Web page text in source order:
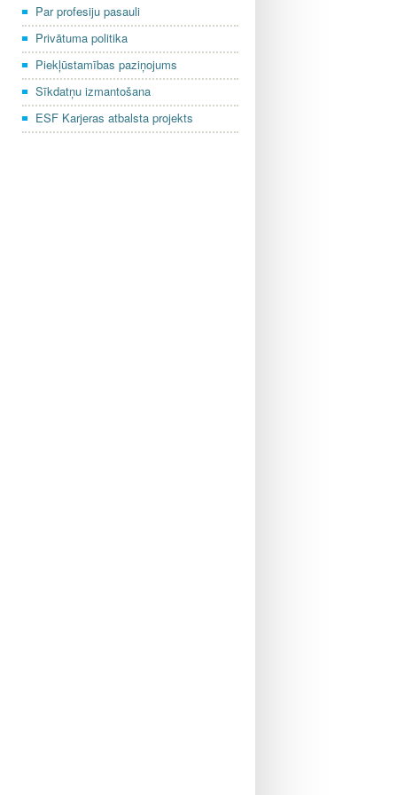
Par profesiju pasauli
Privātuma politika
Piekļūstamības paziņojums
Sīkdatņu izmantošana
ESF Karjeras atbalsta projekts